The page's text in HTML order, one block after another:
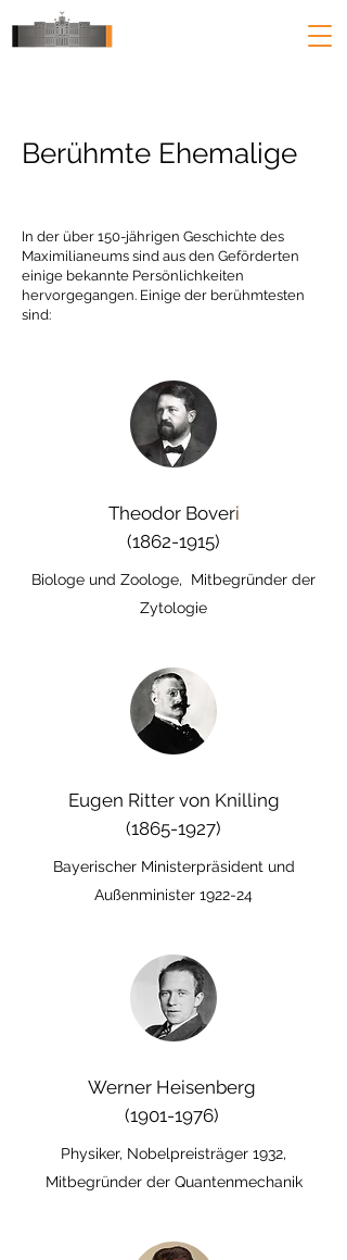
Berühmte Ehemalige
In der über 150-jährigen Geschichte des
Maximilianeums sind aus den Geförderten
einige bekannte Persönlichkeiten
hervorgegangen. Einige der berühmtesten
sind:
Theodor Boveri
(1862-1915)
Biologe und Zoologe, Mitbegründer der
Zytologie
Eugen Ritter von Knilling
(1865-1927)
Bayerischer Ministerpräsident und
Außenminister 1922-24
Werner Heisenberg
(1901-1976)
Physiker, Nobelpreisträger 1932,
Mitbegründer der Quantenmechanik